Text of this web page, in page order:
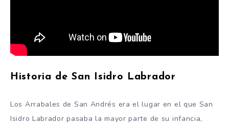
Historia de San Isidro Labrador
Los Arrabales de San Andrés era el lugar en el que San
Isidro Labrador pasaba la mayor parte de su infancia,